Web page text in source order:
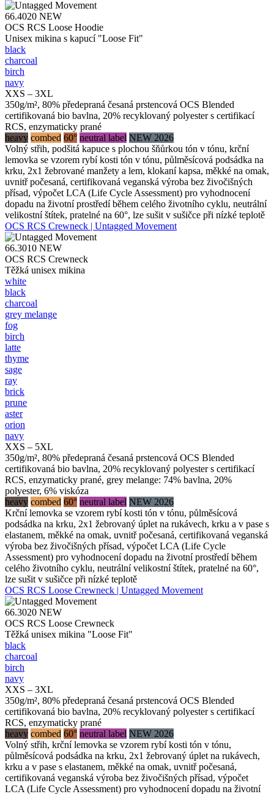
66.4020 NEW
OCS RCS Loose Hoodie
Unisex mikina s kapucí "Loose Fit"
black
charcoal
birch
navy
XXS – 3XL
350g/m², 80% předepraná česaná prstencová OCS Blended
certifikovaná bio bavlna, 20% recyklovaný polyester s certifikací
RCS, enzymaticky prané
heavy combed 60° neutral label NEW 2026
Volný střih, podšitá kapuce s plochou šňůrkou tón v tónu, krční
lemovka se vzorem rybí kosti tón v tónu, půlměsícová podsádka na
krku, 2x1 žebrované manžety a lem, klokaní kapsa, měkké na omak,
uvnitř počesaná, certifikovaná veganská výroba bez živočišných
přísad, výpočet LCA (Life Cycle Assessment) pro vyhodnocení
dopadu na životní prostředí během celého životního cyklu, neutrální
velikostní štítek, pratelné na 60°, lze sušit v sušičce při nízké teplotě
OCS RCS Crewneck | Untagged Movement
66.3010 NEW
OCS RCS Crewneck
Těžká unisex mikina
white
black
charcoal
grey melange
fog
birch
latte
thyme
sage
ray
brick
prune
aster
orion
navy
XXS – 5XL
350g/m², 80% předepraná česaná prstencová OCS Blended
certifikovaná bio bavlna, 20% recyklovaný polyester s certifikací
RCS, enzymaticky prané, grey melange: 74% bavlna, 20%
polyester, 6% viskóza
heavy combed 60° neutral label NEW 2026
Krční lemovka se vzorem rybí kosti tón v tónu, půlměsícová
podsádka na krku, 2x1 žebrovaný úplet na rukávech, krku a v pase s
elastanem, měkké na omak, uvnitř počesaná, certifikovaná veganská
výroba bez živočišných přísad, výpočet LCA (Life Cycle
Assessment) pro vyhodnocení dopadu na životní prostředí během
celého životního cyklu, neutrální velikostní štítek, pratelné na 60°,
lze sušit v sušičce při nízké teplotě
OCS RCS Loose Crewneck | Untagged Movement
66.3020 NEW
OCS RCS Loose Crewneck
Těžká unisex mikina "Loose Fit"
black
charcoal
birch
navy
XXS – 3XL
350g/m², 80% předepraná česaná prstencová OCS Blended
certifikovaná bio bavlna, 20% recyklovaný polyester s certifikací
RCS, enzymaticky prané
heavy combed 60° neutral label NEW 2026
Volný střih, krční lemovka se vzorem rybí kosti tón v tónu,
půlměsícová podsádka na krku, 2x1 žebrovaný úplet na rukávech,
krku a v pase s elastanem, měkké na omak, uvnitř počesaná,
certifikovaná veganská výroba bez živočišných přísad, výpočet
LCA (Life Cycle Assessment) pro vyhodnocení dopadu na životní